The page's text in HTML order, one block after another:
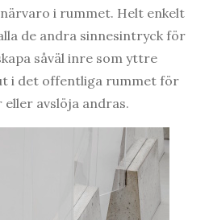
i rummet. Helt enkelt
de andra sinnesintryck för
såväl inre som yttre
i det offentliga rummet för
avslöja andras.